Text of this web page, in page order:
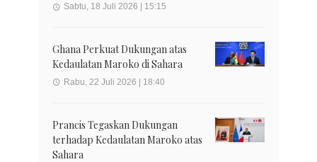
Sabtu, 18 Juli 2026 | 15:15
Ghana Perkuat Dukungan atas
Kedaulatan Maroko di Sahara
Rabu, 22 Juli 2026 | 18:40
Prancis Tegaskan Dukungan
terhadap Kedaulatan Maroko atas
Sahara